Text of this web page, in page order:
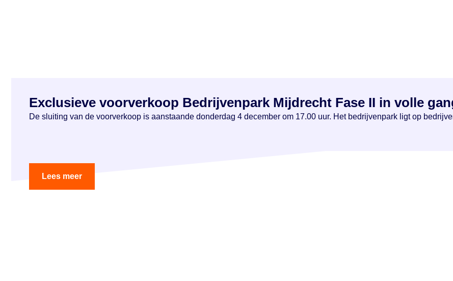
Exclusieve voorverkoop Bedrijvenpark Mijdrecht Fase II in volle
De sluiting van de voorverkoop is aanstaande donderdag 4 december om 17.00 uur. Het bedrijvenpark ligt op
Lees meer